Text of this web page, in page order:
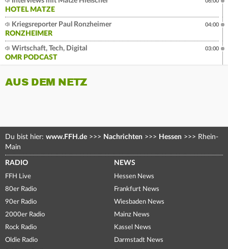
HOTEL MATZE
Kriegsreporter Paul Ronzheimer
RONZHEIMER
04:00
Wirtschaft, Tech, Digital
OMR PODCAST
03:00
AUS DEM NETZ
Du bist hier: www.FFH.de >>> Nachrichten >>> Hessen >>> Rhein-
Main
RADIO
FFH Live
80er Radio
90er Radio
2000er Radio
Rock Radio
Oldie Radio
NEWS
Hessen News
Frankfurt News
Wiesbaden News
Mainz News
Kassel News
Darmstadt News